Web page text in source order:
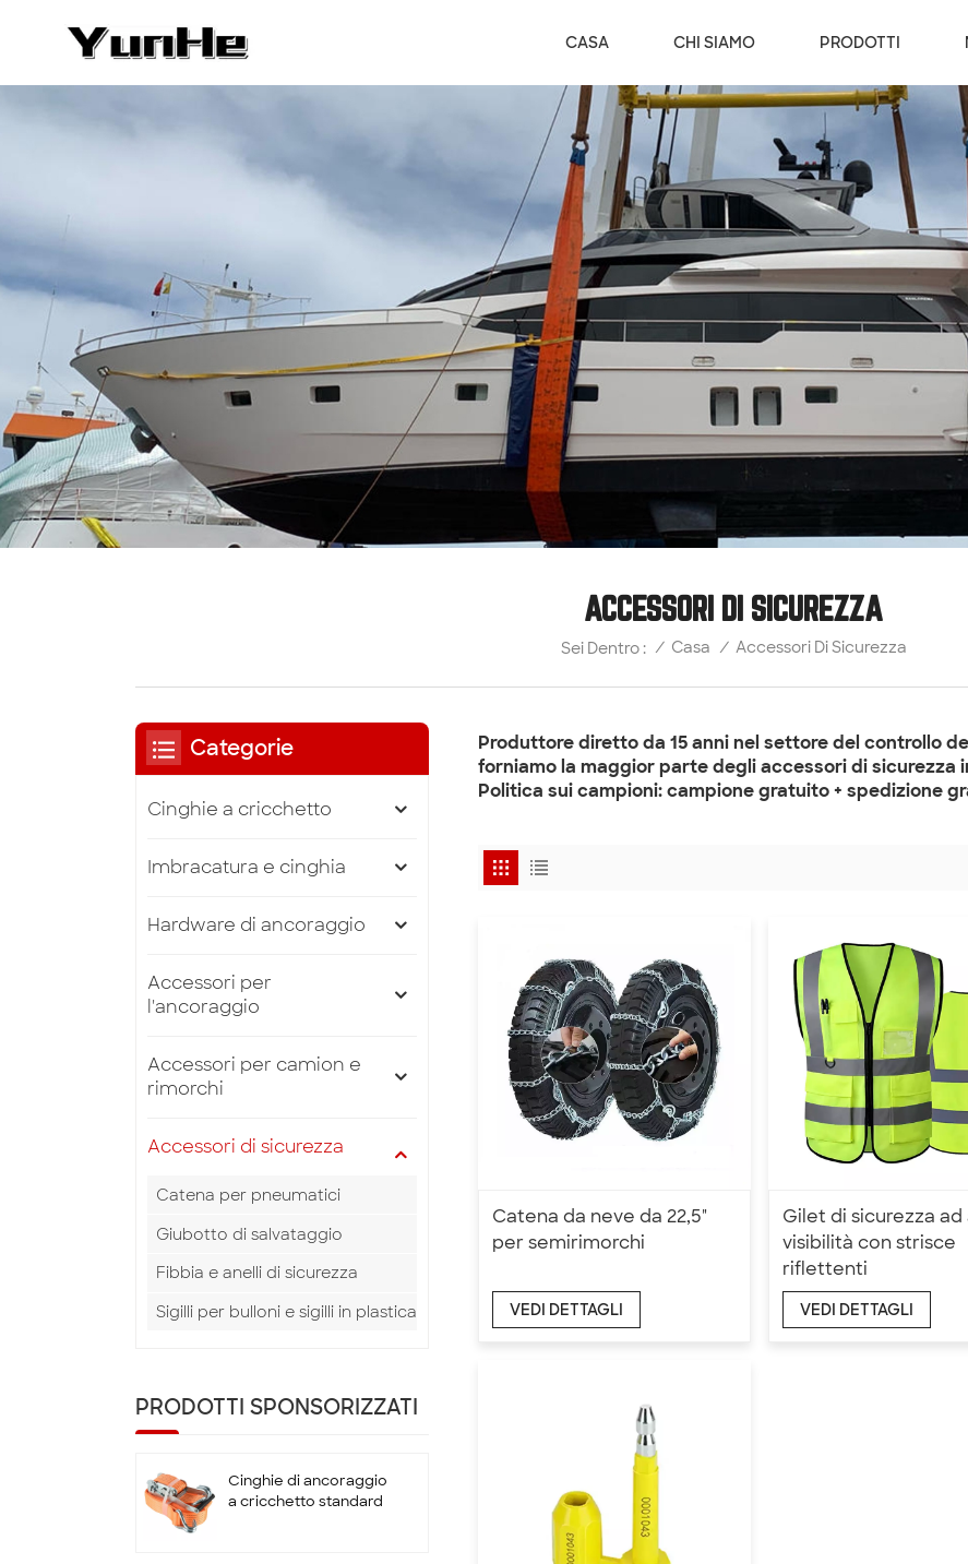
CASA CHI SIAMO PRODOTTI
ACCESSORI DI SICUREZZA
Sei Dentro : / Casa / Accessori Di Sicurezza
Produttore diretto da 15 anni nel settore del controllo
forniamo la maggior parte degli accessori di sicurezza
Politica sui campioni: campione gratuito + spedizione
Catena da neve da 22,5"
per semirimorchi
VEDI DETTAGLI
Gilet di sicurezza ad
visibilità con strisce
riflettenti
VEDI DETTAGLI
Categorie
Cinghie a cricchetto
Imbracatura e cinghia
Hardware di ancoraggio
Accessori per
l'ancoraggio
Accessori per camion e
rimorchi
Accessori di sicurezza
Catena per pneumatici
Giubotto di salvataggio
Fibbia e anelli di sicurezza
Sigilli per bulloni e sigilli in plastica
PRODOTTI SPONSORIZZATI
Cinghie di ancoraggio
a cricchetto standard